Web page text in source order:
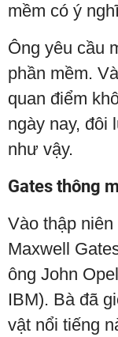
mềm có ý
Ông yêu cầu
phần mềm.
quan điểm
ngày nay, đôi
như vậy.
Gates thông
Vào thập
Maxwell
ông John
IBM). Bà đã
vật nổi tiếng